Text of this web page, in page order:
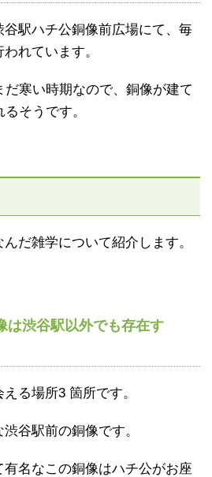
駅ハチ公銅像前広場にて、毎
れています。
寒い時期なので、銅像が建て
そうです。
だ雑学について紹介します。
は渋谷駅以外でも存在す
る場所3 箇所です。
谷駅前の銅像です。
名なこの銅像はハチ公がお座